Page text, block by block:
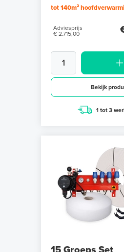
tot 140m²
Adviesprijs
€ 2.715,00
Bekijk
1 tot 3